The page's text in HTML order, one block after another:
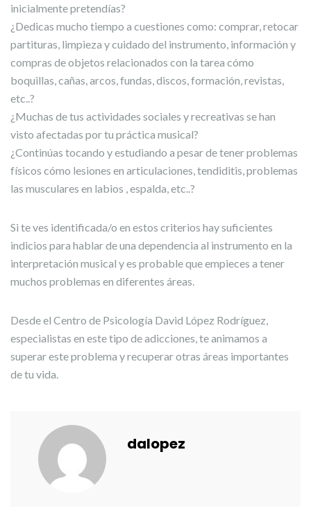
inicialmente pretendías?
¿Dedicas mucho tiempo a cuestiones como: comprar, retocar
partituras, limpieza y cuidado del instrumento, información y
compras de objetos relacionados con la tarea cómo
boquillas, cañas, arcos, fundas, discos, formación, revistas,
etc..?
¿Muchas de tus actividades sociales y recreativas se han
visto afectadas por tu práctica musical?
¿Continúas tocando y estudiando a pesar de tener problemas
físicos cómo lesiones en articulaciones, tendiditis, problemas
las musculares en labios , espalda, etc..?
Si te ves identificada/o en estos criterios hay suficientes
indicios para hablar de una dependencia al instrumento en la
interpretación musical y es probable que empieces a tener
muchos problemas en diferentes áreas.
Desde el Centro de Psicología David López Rodríguez,
especialistas en este tipo de adicciones, te animamos a
superar este problema y recuperar otras áreas importantes
de tu vida.
dalopez